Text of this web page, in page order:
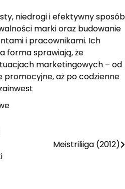
niedrogi i efektywny sposób
marki oraz budowanie
i pracownikami. Ich
forma sprawiają, że
marketingowych – od
aż po codzienne
Meistriliiga (2012)